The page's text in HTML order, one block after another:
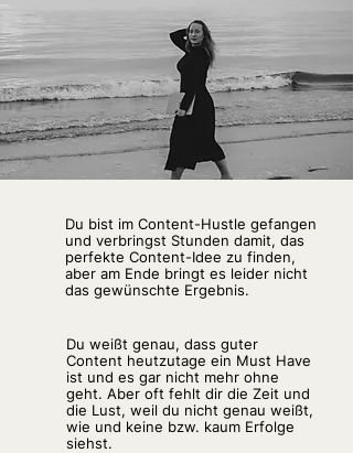
Du bist im Content-Hustle gefangen
und verbringst Stunden damit, das
perfekte Content-Idee zu finden,
aber am Ende bringt es leider nicht
das gewünschte Ergebnis.
Du weißt genau, dass guter
Content heutzutage ein Must Have
ist und es gar nicht mehr ohne
geht. Aber oft fehlt dir die Zeit und
die Lust, weil du nicht genau weißt,
wie und keine bzw. kaum Erfolge
siehst.